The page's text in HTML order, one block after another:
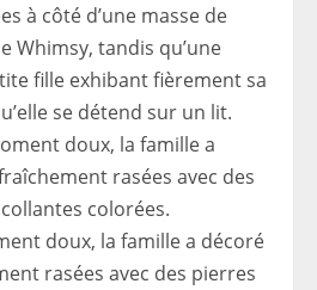
à côté d’une masse de
Whimsy, tandis qu’une
fille exhibant fièrement sa
se détend sur un lit.
doux, la famille a décoré
rasées avec des pierres